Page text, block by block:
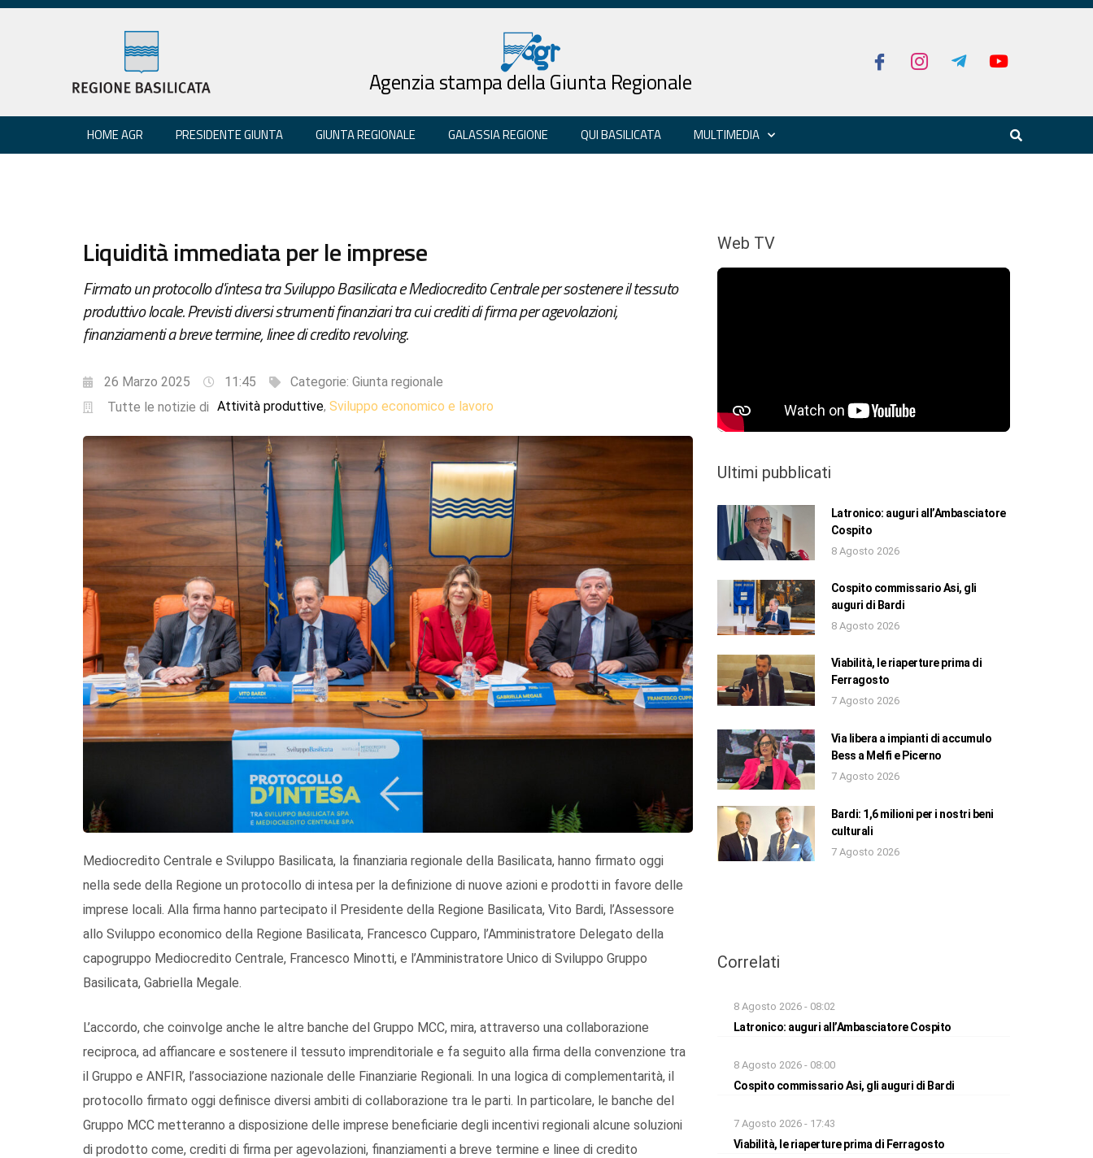
Agenzia stampa della Giunta Regionale
HOME AGR PRESIDENTE GIUNTA GIUNTA REGIONALE GALASSIA REGIONE QUI BASILICATA MULTIMEDIA
Liquidità immediata per le imprese
Firmato un protocollo d'intesa tra Sviluppo Basilicata e Mediocredito Centrale per sostenere il tessuto
produttivo locale. Previsti diversi strumenti finanziari tra cui crediti di firma per agevolazioni,
finanziamenti a breve termine, linee di credito revolving.
26 Marzo 2025 11:45 Categorie: Giunta regionale
Tutte le notizie di Attività produttive, Sviluppo economico e lavoro
Mediocredito Centrale e Sviluppo Basilicata, la finanziaria regionale della Basilicata, hanno firmato oggi
nella sede della Regione un protocollo di intesa per la definizione di nuove azioni e prodotti in favore delle
imprese locali. Alla firma hanno partecipato il Presidente della Regione Basilicata, Vito Bardi, l’Assessore
allo Sviluppo economico della Regione Basilicata, Francesco Cupparo, l’Amministratore Delegato della
capogruppo Mediocredito Centrale, Francesco Minotti, e l’Amministratore Unico di Sviluppo Gruppo
Basilicata, Gabriella Megale.
L’accordo, che coinvolge anche le altre banche del Gruppo MCC, mira, attraverso una collaborazione
reciproca, ad affiancare e sostenere il tessuto imprenditoriale e fa seguito alla firma della convenzione tra
il Gruppo e ANFIR, l’associazione nazionale delle Finanziarie Regionali. In una logica di complementarità, il
protocollo firmato oggi definisce diversi ambiti di collaborazione tra le parti. In particolare, le banche del
Gruppo MCC metteranno a disposizione delle imprese beneficiarie degli incentivi regionali alcune soluzioni
di prodotto come, crediti di firma per agevolazioni, finanziamenti a breve termine e linee di credito
Web TV
Ultimi pubblicati
Latronico: auguri all’Ambasciatore
Cospito
8 Agosto 2026
Cospito commissario Asi, gli
auguri di Bardi
8 Agosto 2026
Viabilità, le riaperture prima di
Ferragosto
7 Agosto 2026
Via libera a impianti di accumulo
Bess a Melfi e Picerno
7 Agosto 2026
Bardi: 1,6 milioni per i nostri beni
culturali
7 Agosto 2026
Correlati
8 Agosto 2026 - 08:02
Latronico: auguri all’Ambasciatore Cospito
8 Agosto 2026 - 08:00
Cospito commissario Asi, gli auguri di Bardi
7 Agosto 2026 - 17:43
Viabilità, le riaperture prima di Ferragosto